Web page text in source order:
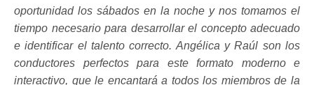
oportunidad los sábados en la noche y nos tomamos el
tiempo necesario para desarrollar el concepto adecuado
e identificar el talento correcto. Angélica y Raúl son los
conductores perfectos para este formato moderno e
interactivo, que le encantará a todos los miembros de la